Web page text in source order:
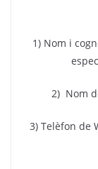
1) Nom i
2) Nom
3) Telèfon de